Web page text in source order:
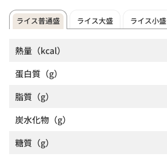
ライス普通盛 ライス大盛 ライス小盛
熱量 （kcal）
蛋白質 （g）
脂質 （g）
炭水化物 （g）
糖質 （g）